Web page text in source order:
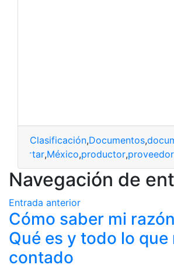
Clasificación,Documentos,
importar,México,productor,
Navegación de
Entrada anterior
Cómo saber mi
Qué es y todo lo que
contado